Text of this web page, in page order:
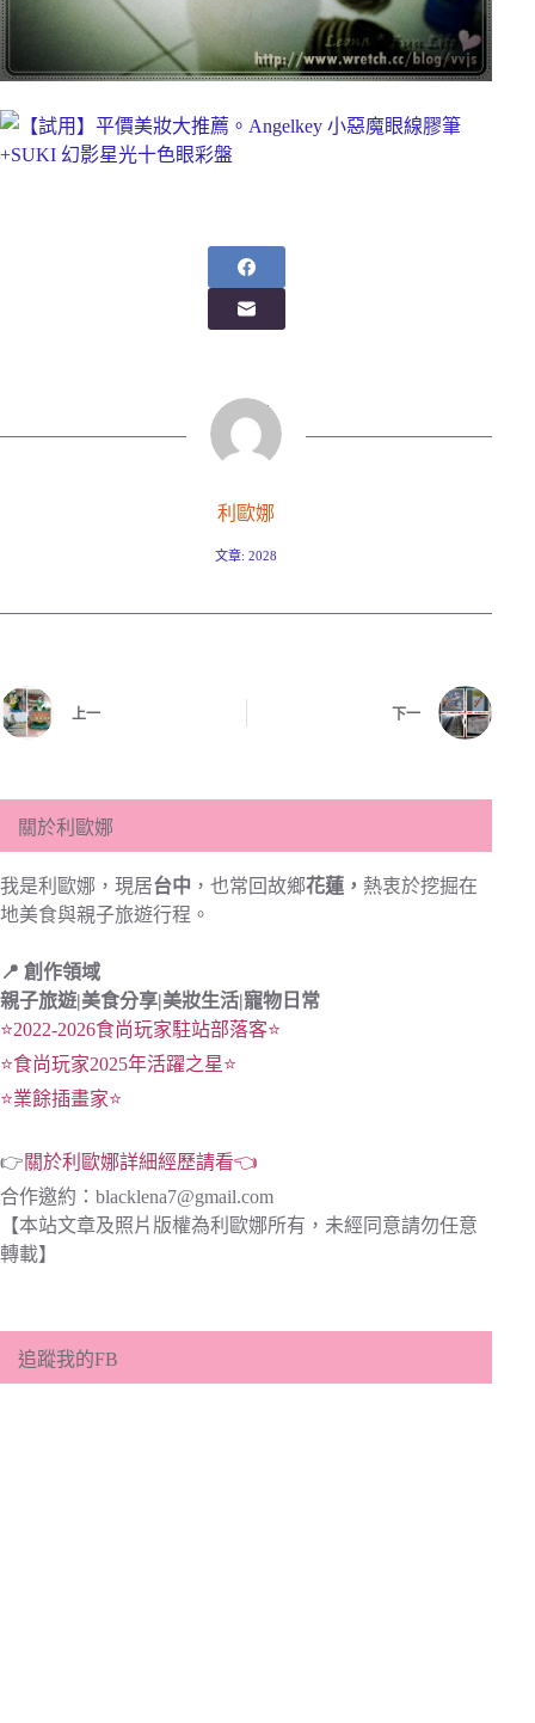
利歐娜
文章: 2028
上一 下一
關於利歐娜
我是利歐娜，現居台中 ，也常回故鄉花蓮， 熱衷於挖掘在
地美食與親子旅遊行程。
📍 創作領域
親子旅遊|美食分享|美妝生活|寵物日常
⭐2022-2026食尚玩家駐站部落客⭐
⭐食尚玩家2025年活躍之星⭐
⭐業餘插畫家⭐
👉關於利歐娜詳細經歷請看👈
合作邀約： blacklena7@gmail.com
【本站文章及照片版權為利歐娜所有，未經同意請勿任意
轉載】
追蹤我的FB